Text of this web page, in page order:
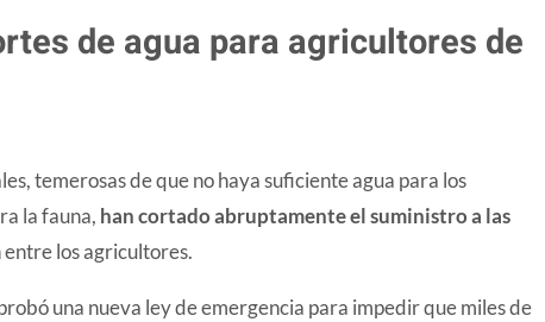
de agua para agricultores de
temerosas de que no haya suficiente agua para los
la fauna, han cortado abruptamente el suministro a las
los agricultores.
una nueva ley de emergencia para impedir que miles de